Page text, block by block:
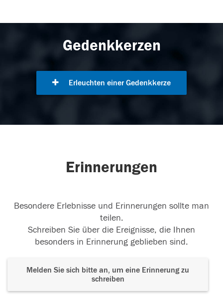
Gedenkkerzen
Erleuchten einer Gedenkkerze
Erinnerungen
Besondere Erlebnisse und Erinnerungen sollte man
teilen.
Schreiben Sie über die Ereignisse, die Ihnen
besonders in Erinnerung geblieben sind.
Melden Sie sich bitte an, um eine Erinnerung zu
schreiben